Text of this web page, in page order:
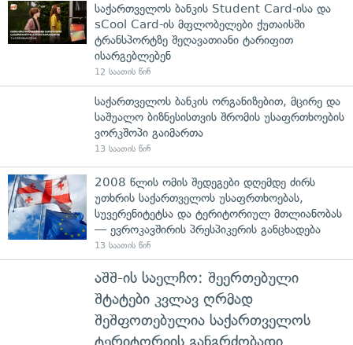
საქართველოს ბანკის Student Card-ისა და
sCool Card-ის მფლობელები ქუთაისში
ტრანსპორტზე შეღავათიანი ტარიფით
ისარგებლებენ
12 საათის წინ
საქართველოს ბანკის ორგანიზებით, მცირე და
საშუალო ბიზნესისთვის შრომის უსაფრთხოების
ვორკშოპი გაიმართა
13 საათის წინ
2008 წლის ომის შედეგები დღემდე ძირს
უთხრის საქართველოს უსაფრთხოებას,
სუვერენიტეტსა და ტერიტორიულ მთლიანობას
— ევროკავშირის პრესპიკერის განცხადება
13 საათის წინ
აშშ-ის საელჩო: შეერთებული
შტატები კვლავ ღრმად
შეშფოთებულია საქართველოს
ტერიტორიის განგრძობადი